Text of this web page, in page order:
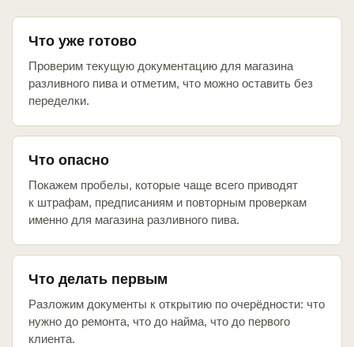
Что уже готово
Проверим текущую документацию для магазина
разливного пива и отметим, что можно оставить без
переделки.
Что опасно
Покажем пробелы, которые чаще всего приводят
к штрафам, предписаниям и повторным проверкам
именно для магазина разливного пива.
Что делать первым
Разложим документы к открытию по очерёдности: что
нужно до ремонта, что до найма, что до первого
клиента.